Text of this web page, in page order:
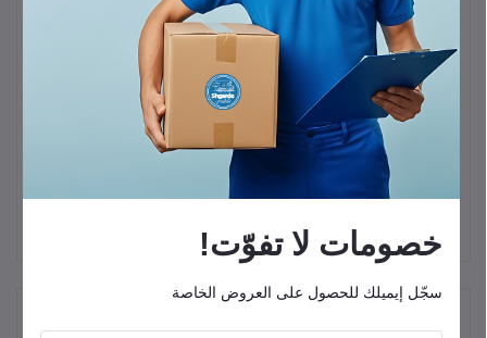
كيبلAmaya ACD‑CC58
شحن بسرعة حتى60 واط
مناسب للشحن السريع للأجهزة الحديثة مثل الهواتف أو الأجهزة اللوحية
التي تدعم PD.
مصمم ليكون متين ويوصل طاقة بكفاءة مع مقاومة جيدة للاستخدام
خصومات لا تفوّت!
سجّل إيميلك للحصول على العروض الخاصة